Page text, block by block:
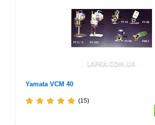
Yamata VCM 40
(15)